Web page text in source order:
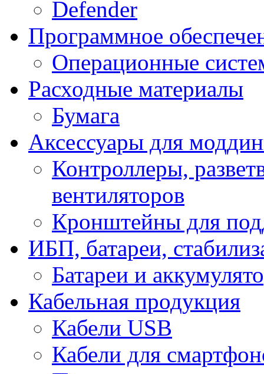
Defender
Программное
Операционные
Расходные материалы
Бумага
Аксессуары для
Контроллеры,
вентиляторов
Кронштейны для
ИБП, батареи,
Батареи и
Кабельная продукция
Кабели USB
Кабели для